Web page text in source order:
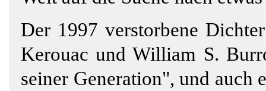
Der 1997 verstorbene
Kerouac und William S.
seiner Generation", und auch